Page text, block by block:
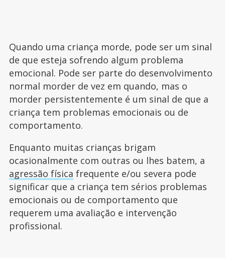
Quando uma criança morde, pode ser um sinal
de que esteja sofrendo algum problema
emocional. Pode ser parte do desenvolvimento
normal morder de vez em quando, mas o
morder persistentemente é um sinal de que a
criança tem problemas emocionais ou de
comportamento.
Enquanto muitas crianças brigam
ocasionalmente com outras ou lhes batem, a
agressão física frequente e/ou severa pode
significar que a criança tem sérios problemas
emocionais ou de comportamento que
requerem uma avaliação e intervenção
profissional.